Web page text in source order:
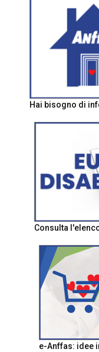
Hai bisogno di
Consulta
e-Anffas: idee